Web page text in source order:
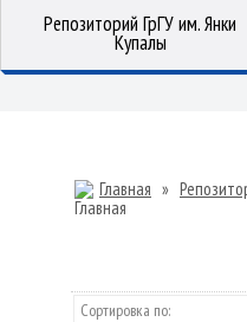
Репозиторий ГрГУ им. Янки
Купалы
Главная »
Сортировка по: